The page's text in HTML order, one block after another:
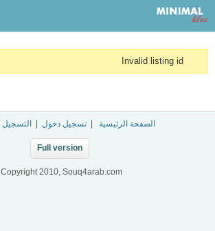
Invalid listing id
الصفحة الرئيسية تسجيل دخول التسجيل
Full version
Copyright 2010, Souq4arab.com